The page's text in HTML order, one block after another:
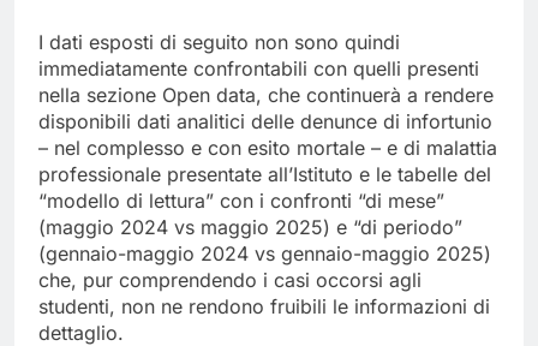
I dati esposti di seguito non sono quindi
immediatamente confrontabili con quelli presenti
nella sezione Open data, che continuerà a rendere
disponibili dati analitici delle denunce di infortunio
– nel complesso e con esito mortale – e di malattia
professionale presentate all’Istituto e le tabelle del
“modello di lettura” con i confronti “di mese”
(maggio 2024 vs maggio 2025) e “di periodo”
(gennaio-maggio 2024 vs gennaio-maggio 2025)
che, pur comprendendo i casi occorsi agli
studenti, non ne rendono fruibili le informazioni di
dettaglio.